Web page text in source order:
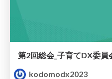
第2回総会_子育てDX委員
kodomodx2023